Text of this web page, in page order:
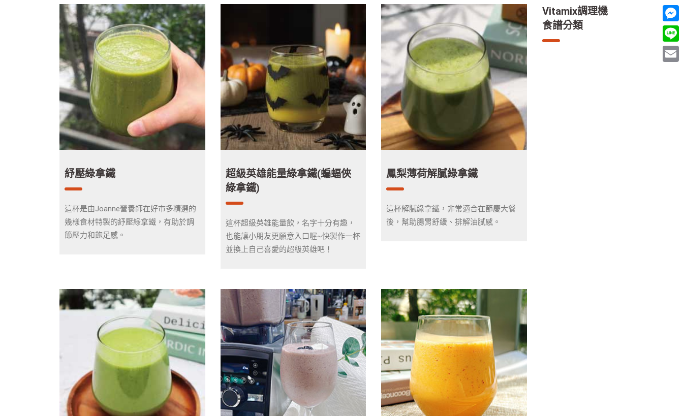
紓壓綠拿鐵
這杯是由Joanne營養師在好市多精選的
幾樣食材特製的紓壓綠拿鐵，有助於調
節壓力和飽足感。
超級英雄能量綠拿鐵(蝙蝠俠
綠拿鐵)
這杯超級英雄能量飲，名字十分有趣，
也能讓小朋友更願意入口喔~快製作一杯
並換上自己喜愛的超級英雄吧！
鳳梨薄荷解膩綠拿鐵
這杯解膩綠拿鐵，非常適合在節慶大餐
後，幫助腸胃舒緩、排解油膩感。
Vitamix調理機
食譜分類
Line